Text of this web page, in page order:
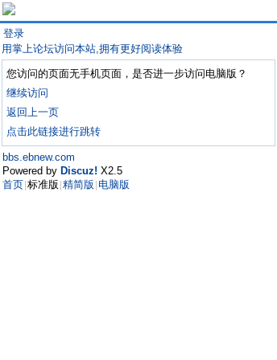
登录
用掌上论坛访问本站,拥有更好阅读体验
您访问的页面无手机页面，是否进一步访问电脑版？
继续访问
返回上一页
点击此链接进行跳转
bbs.ebnew.com
Powered by Discuz! X2.5
首页 标准版 精简版 电脑版